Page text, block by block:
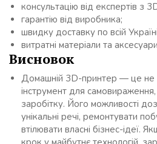
консультацію від експертів з
гарантію від виробника;
швидку доставку по всій
витратні матеріали та
Висновок
Домашній 3D-принтер — це не
інструмент для самовираження,
заробітку. Його можливості
унікальні речі, ремонтувати
втілювати власні бізнес-ідеї.